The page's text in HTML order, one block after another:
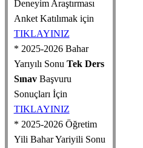
Deneyim Araştırması
Anket Katılımak için
TIKLAYINIZ
* 2025-2026 Bahar
Yarıyılı Sonu Tek Ders
SınavBaşvuru
Sonuçları İçin
TIKLAYINIZ
* 2025-2026 Öğretim
Yili Bahar Yariyili Sonu